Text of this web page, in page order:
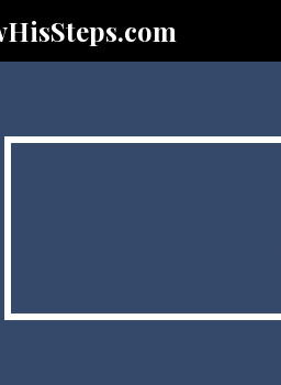
Skip to main